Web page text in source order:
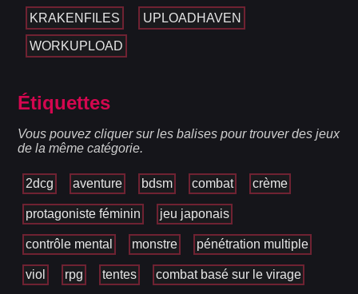
KRAKENFILES UPLOADHAVEN
WORKUPLOAD
Étiquettes
Vous pouvez cliquer sur les balises pour trouver des jeux
de la même catégorie.
2dcg aventure bdsm combat crème
protagoniste féminin jeu japonais
contrôle mental monstre pénétration multiple
viol rpg tentes combat basé sur le virage